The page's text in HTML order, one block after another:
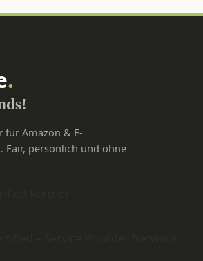
.
für Amazon & E-
Fair, persönlich und ohne